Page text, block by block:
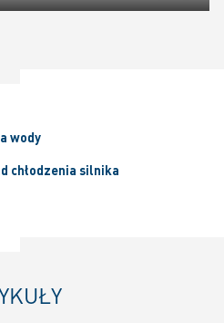
Mute Settings
wody
chłodzenia silnika